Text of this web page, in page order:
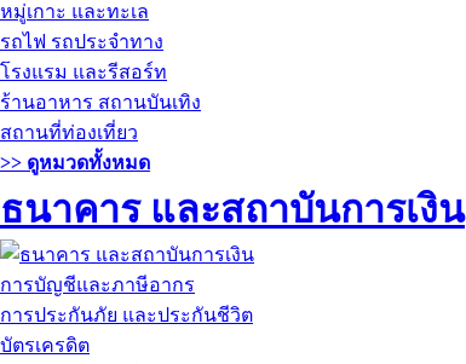
หมู่เกาะ และทะเล
รถไฟ รถประจำทาง
โรงแรม และรีสอร์ท
ร้านอาหาร สถานบันเทิง
สถานที่ท่องเที่ยว
>> ดูหมวดทั้งหมด
ธนาคาร และสถาบันการเงิน
การบัญชีและภาษีอากร
การประกันภัย และประกันชีวิต
บัตรเครดิต